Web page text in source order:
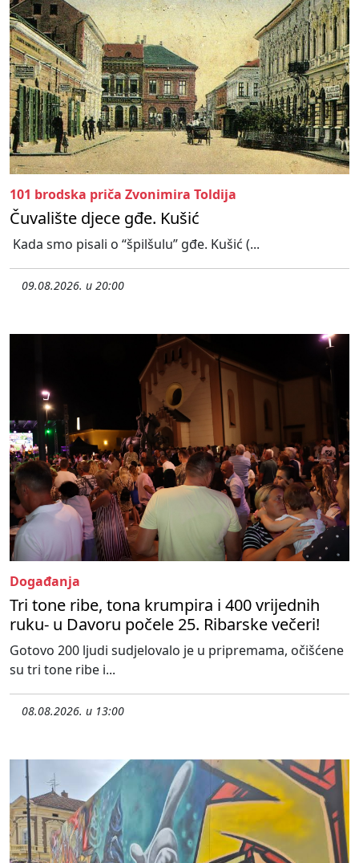
101 brodska priča Zvonimira Toldija
Čuvalište djece gđe. Kušić
Kada smo pisali o “špilšulu” gđe. Kušić (...
09.08.2026. u 20:00
Događanja
Tri tone ribe, tona krumpira i 400 vrijednih
ruku- u Davoru počele 25. Ribarske večeri!
Gotovo 200 ljudi sudjelovalo je u pripremama, očišćene
su tri tone ribe i...
08.08.2026. u 13:00